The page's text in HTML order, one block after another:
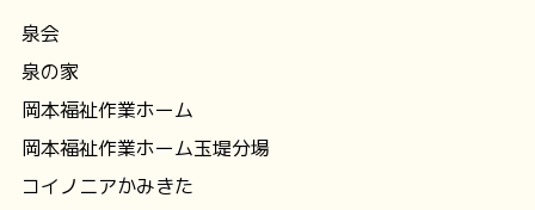
泉会
泉の家
岡本福祉作業ホーム
岡本福祉作業ホーム玉堤分場
コイノニアかみきた